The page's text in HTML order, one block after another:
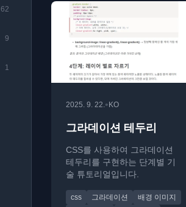
62
9
1
2025. 9. 22.• KO
그라데이션 테두리
CSS를 사용하여 그라데이션
테두리를 구현하는 단계별 기
술 튜토리얼입니다.
css 그라데이션
배경 이미지